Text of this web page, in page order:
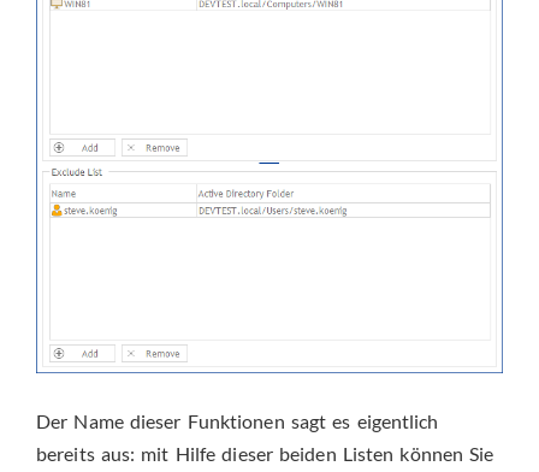
Der Name dieser Funktionen sagt es eigentlich
bereits aus: mit Hilfe dieser beiden Listen können Sie